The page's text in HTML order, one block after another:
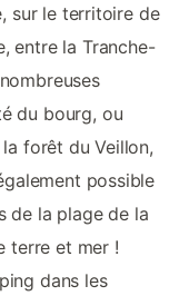
sur le territoire de
entre la Tranche-
du bourg, ou
forêt du Veillon,
possible
de la plage de la
terre et mer !
dans les